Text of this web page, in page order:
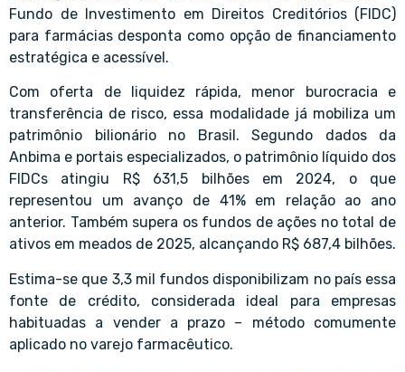
Fundo de Investimento em Direitos Creditórios (FIDC)
para farmácias desponta como opção de financiamento
estratégica e acessível.
Com oferta de liquidez rápida, menor burocracia e
transferência de risco, essa modalidade já mobiliza um
patrimônio bilionário no Brasil. Segundo dados da
Anbima e portais especializados, o patrimônio líquido dos
FIDCs atingiu R$ 631,5 bilhões em 2024, o que
representou um avanço de 41% em relação ao ano
anterior. Também supera os fundos de ações no total de
ativos em meados de 2025, alcançando R$ 687,4 bilhões.
Estima-se que 3,3 mil fundos disponibilizam no país essa
fonte de crédito, considerada ideal para empresas
habituadas a vender a prazo – método comumente
aplicado no varejo farmacêutico.